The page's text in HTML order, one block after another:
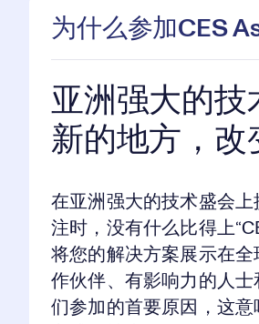
为什么参加CES
亚洲强大的技
新的地方，改
在亚洲强大的技术盛会
注时，没有什么比得上
将您的解决方案展示在
作伙伴、有影响力的人
们参加的首要原因，这